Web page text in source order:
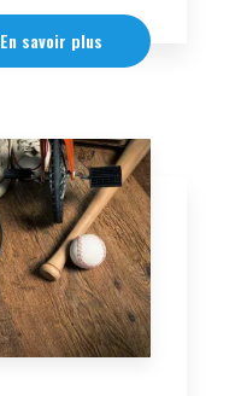
En savoir plus